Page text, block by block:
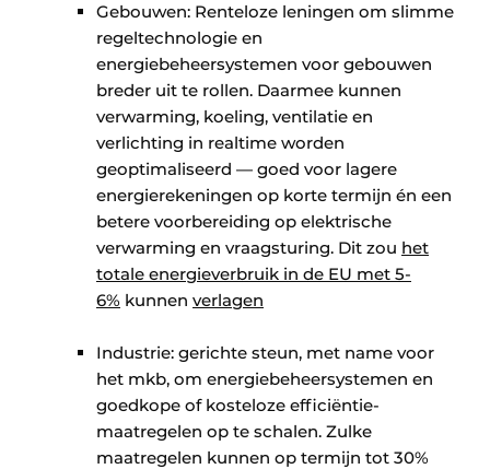
Gebouwen: Renteloze leningen om slimme
regeltechnologie en
energiebeheersystemen voor gebouwen
breder uit te rollen. Daarmee kunnen
verwarming, koeling, ventilatie en
verlichting in realtime worden
geoptimaliseerd — goed voor lagere
energierekeningen op korte termijn én een
betere voorbereiding op elektrische
verwarming en vraagsturing. Dit zou het
totale energieverbruik in de EU met 5-
6% kunnen verlagen
Industrie: gerichte steun, met name voor
het mkb, om energiebeheersystemen en
goedkope of kosteloze efficiëntie-
maatregelen op te schalen. Zulke
maatregelen kunnen op termijn tot 30%